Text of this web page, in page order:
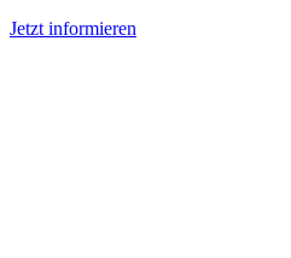
Jetzt informieren